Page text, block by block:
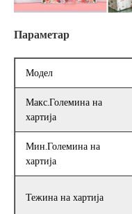
Параметар
Модел
Макс.Големина на
хартија
Мин.Големина на
хартија
Тежина на хартија